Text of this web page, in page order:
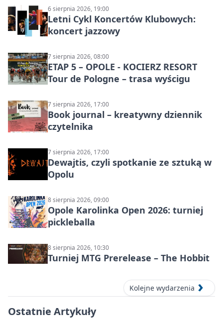
6 sierpnia 2026, 19:00
Letni Cykl Koncertów Klubowych:
koncert jazzowy
7 sierpnia 2026, 08:00
ETAP 5 – OPOLE - KOCIERZ RESORT
Tour de Pologne – trasa wyścigu
7 sierpnia 2026, 17:00
Book journal – kreatywny dziennik
czytelnika
7 sierpnia 2026, 17:00
Dewajtis, czyli spotkanie ze sztuką w
Opolu
8 sierpnia 2026, 09:00
Opole Karolinka Open 2026: turniej
pickleballa
8 sierpnia 2026, 10:30
Turniej MTG Prerelease – The Hobbit
Kolejne wydarzenia
Ostatnie Artykuły